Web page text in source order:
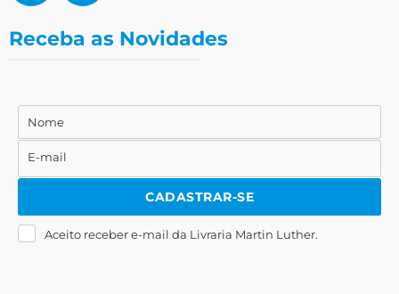
Receba as Novidades
Nome
Nome
E-
mail
E-mail
CADASTRAR-SE
Aceito receber e-mail da Livraria Martin Luther.